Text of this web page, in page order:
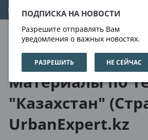
ПОДПИСКА НА НОВОСТИ
Разрешите отправлять Вам
уведомления о важных новостях.
РАЗРЕШИТЬ НЕ СЕЙЧАС
08.08.2026 11:21:46
О нас Метки
Материалы по
"Казахстан"
UrbanExpert.kz